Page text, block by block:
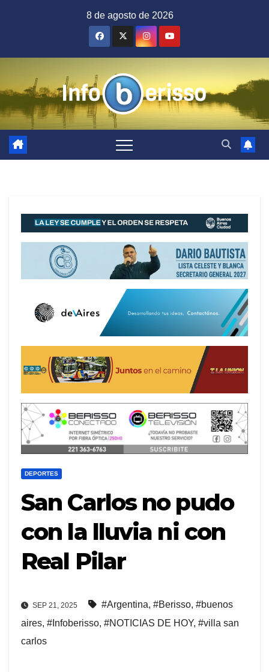
8 de agosto de 2026
DEPORTES
San Carlos no pudo
con la lluvia ni con
Real Pilar
SEP 21, 2025 #Argentina, #Berisso, #buenos
aires, #Infoberisso, #NOTICIAS DE HOY, #villa san
carlos